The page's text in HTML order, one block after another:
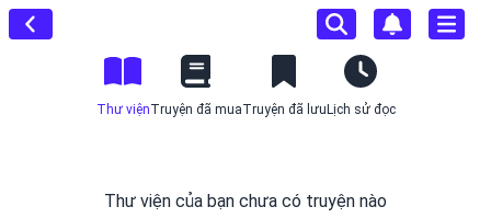
Thư việnTruyện đã muaTruyện đã lưu Lịch sử đọc
Thư viện của bạn chưa có truyện nào